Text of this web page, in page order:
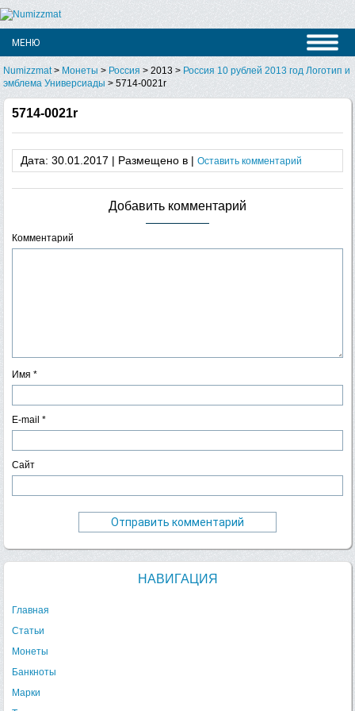
Numizzmat > Монеты > Россия >2013 > Россия 10 рублей 2013 год Логотип и
эмблема Универсиады >5714-0021r
5714-0021r
Дата: 30.01.2017 | Размещено в |Оставить комментарий
Добавить комментарий
Комментарий
Имя*
E-mail*
Сайт
НАВИГАЦИЯ
Главная
Статьи
Монеты
Банкноты
Марки